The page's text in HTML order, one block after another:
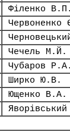
Філенко В.П.
Червоненко
Чечель М.Й.
Чубаров Р.А.
Ширко Ю.В.
Ющенко В.А.